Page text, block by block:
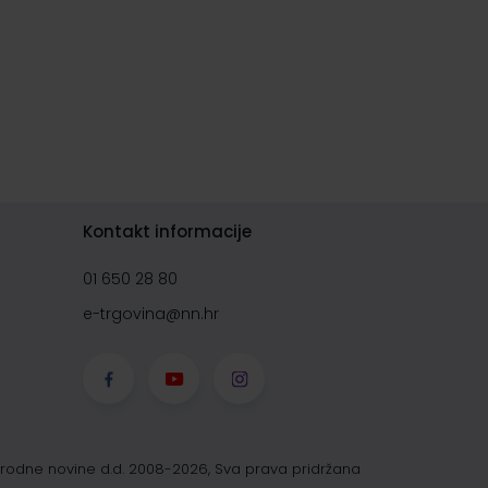
Kontakt informacije
01 650 28 80
e-trgovina@nn.hr
novine d.d. 2008-2026, Sva prava pridržana